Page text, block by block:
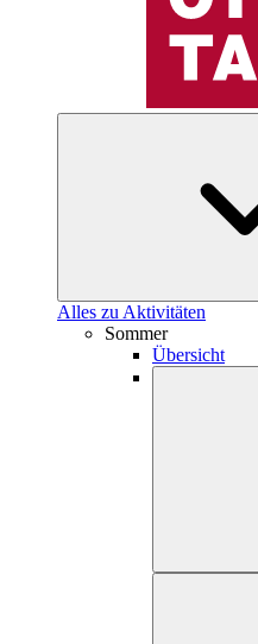
Alles zu Aktivitäten
Sommer
Übersicht